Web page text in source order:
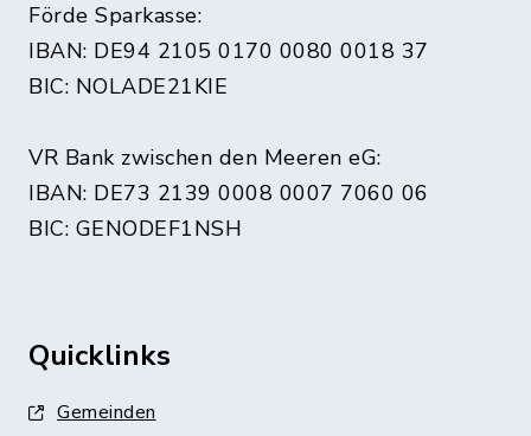
Förde Sparkasse:
IBAN: DE94 2105 0170 0080 0018 37
BIC: NOLADE21KIE
VR Bank zwischen den Meeren eG:
IBAN: DE73 2139 0008 0007 7060 06
BIC: GENODEF1NSH
Quicklinks
Gemeinden